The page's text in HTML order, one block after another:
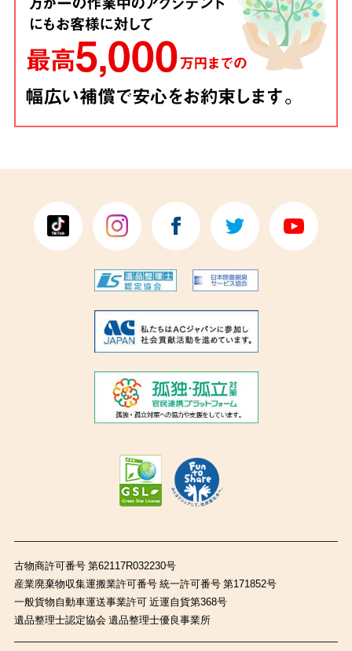
古物商許可番号 第62117R032230号
産業廃棄物収集運搬業許可番号 統一許可番号 第171852号
一般貨物自動車運送事業許可 近運自貨第368号
遺品整理士認定協会 遺品整理士優良事業所